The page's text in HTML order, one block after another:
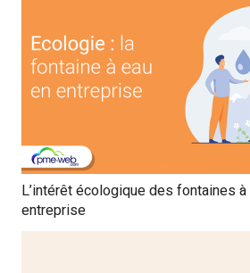
L’intérêt écologique des fontaines
entreprise